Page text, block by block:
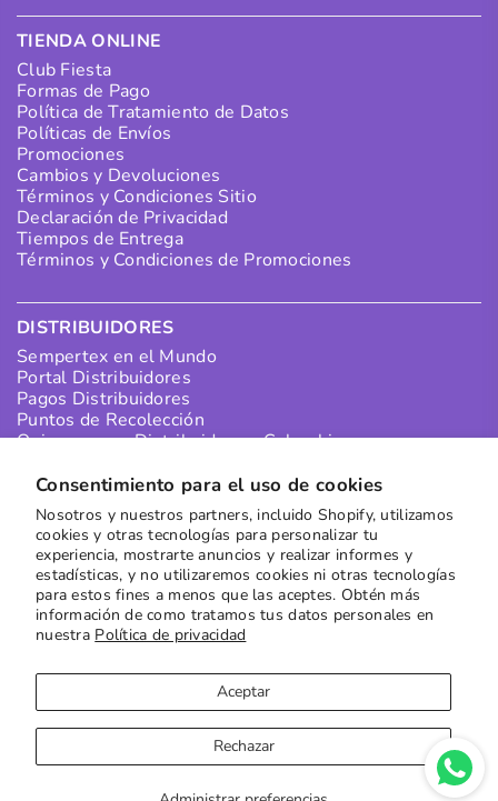
Consentimiento para el uso de cookies
Nosotros y nuestros partners, incluido Shopify, utilizamos
cookies y otras tecnologías para personalizar tu
experiencia, mostrarte anuncios y realizar informes y
estadísticas, y no utilizaremos cookies ni otras tecnologías
para estos fines a menos que las aceptes. Obtén más
información de como tratamos tus datos personales en
nuestra Política de privacidad
Aceptar
Rechazar
TIENDA ONLINE
Club Fiesta
Formas de Pago
Política de Tratamiento de Datos
Políticas de Envíos
Promociones
Cambios y Devoluciones
Términos y Condiciones Sitio
Declaración de Privacidad
Tiempos de Entrega
Términos y Condiciones de Promociones
DISTRIBUIDORES
Sempertex en el Mundo
Portal Distribuidores
Pagos Distribuidores
Puntos de Recolección
Quiero ser un Distribuidor en Colombia
SUSCRÍBETE A NUESTRO NEWSLETTER
Recibe las mejores ofertas directamente en tu buzón
Suscribirse
Copyright © 2023Sempertex| Sitio porMoxie Digital